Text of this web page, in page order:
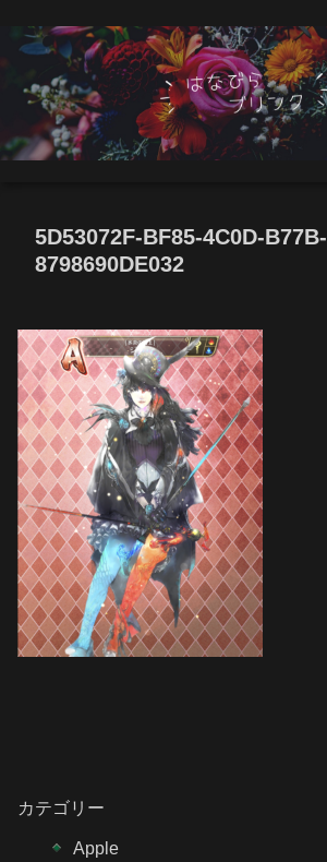
5D53072F-BF85-4C0D-B77B-
8798690DE032
カテゴリー
Apple